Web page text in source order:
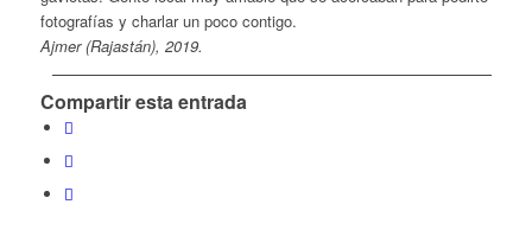
fotografías y charlar un poco contigo.
Ajmer (Rajastán), 2019.
Compartir esta entrada